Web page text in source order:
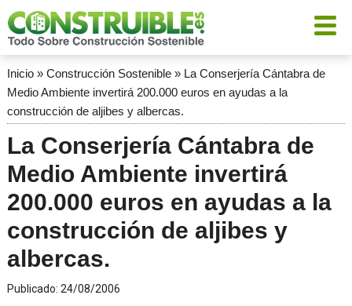
Inicio» Construcción Sostenible» La Conserjería Cántabra de
Medio Ambiente invertirá 200.000 euros en ayudas a la
construcción de aljibes y albercas.
La Conserjería Cántabra de
Medio Ambiente invertirá
200.000 euros en ayudas a la
construcción de aljibes y
albercas.
Publicado: 24/08/2006